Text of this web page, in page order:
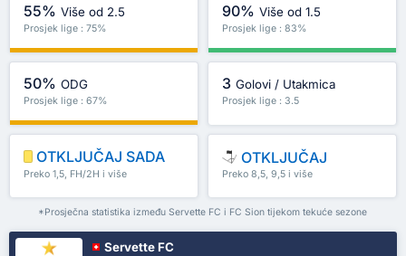
55% Više od 2.5
Prosjek lige : 75%
90% Više od 1.5
Prosjek lige : 83%
50% ODG
Prosjek lige : 67%
3 Golovi / Utakmica
Prosjek lige : 3.5
OTKLJUČAJ SADA
Preko 1,5, FH/2H i više
OTKLJUČAJ
Preko 8,5, 9,5 i više
*Prosječna statistika između Servette FC i FC Sion tijekom tekuće sezone
Servette FC